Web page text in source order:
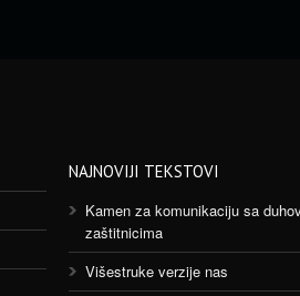
NAJNOVIJI TEKSTOVI
Kamen za komunikaciju sa
zaštitnicima
Višestruke verzije nas